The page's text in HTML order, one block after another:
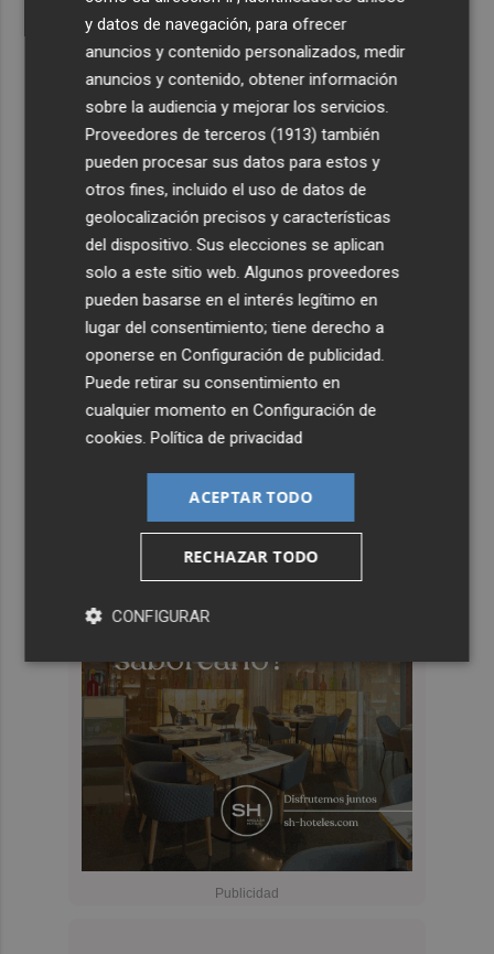
y datos de navegación, para ofrecer
anuncios y contenido personalizados, medir
anuncios y contenido, obtener información
sobre la audiencia y mejorar los servicios.
Proveedores de terceros (1913) también
pueden procesar sus datos para estos y
otros fines, incluido el uso de datos de
geolocalización precisos y características
del dispositivo. Sus elecciones se aplican
solo a este sitio web. Algunos proveedores
pueden basarse en el interés legítimo en
lugar del consentimiento; tiene derecho a
oponerse enConfiguración de publicidad.
Puede retirar su consentimiento en
cualquier momento enConfiguración de
cookies.Política de privacidad
ACEPTAR TODO
RECHAZAR TODO
CONFIGURAR